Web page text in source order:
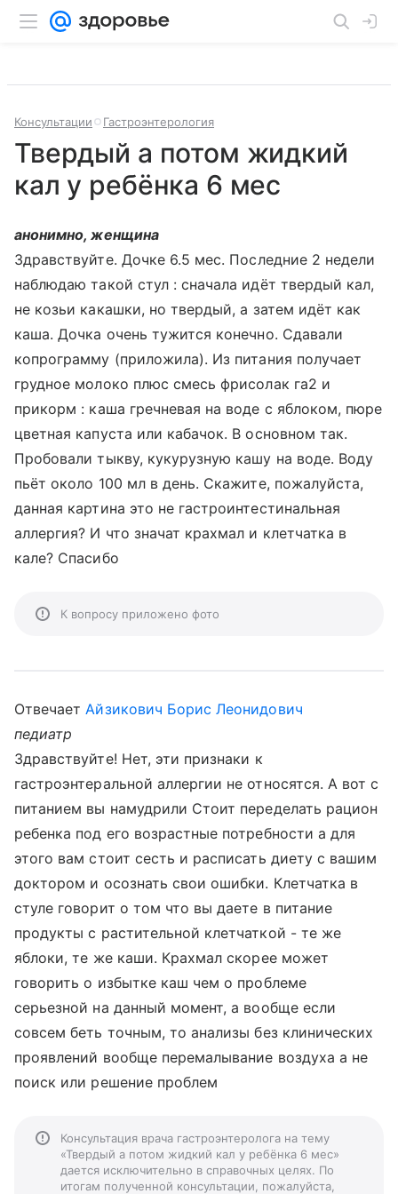
Консультации Гастроэнтерология
Твердый а потом жидкий
кал у ребёнка 6 мес
анонимно, женщина
Здравствуйте. Дочке 6.5 мес. Последние 2 недели
наблюдаю такой стул : сначала идёт твердый кал,
не козьи какашки, но твердый, а затем идёт как
каша. Дочка очень тужится конечно. Сдавали
копрограмму (приложила). Из питания получает
грудное молоко плюс смесь фрисолак га2 и
прикорм : каша гречневая на воде с яблоком, пюре
цветная капуста или кабачок. В основном так.
Пробовали тыкву, кукурузную кашу на воде. Воду
пьёт около 100 мл в день. Скажите, пожалуйста,
данная картина это не гастроинтестинальная
аллергия? И что значат крахмал и клетчатка в
кале? Спасибо
К вопросу приложено фото
ОтвечаетАйзикович Борис Леонидович
педиатр
Здравствуйте! Нет, эти признаки к
гастроэнтеральной аллергии не относятся. А вот с
питанием вы намудрили Стоит переделать рацион
ребенка под его возрастные потребности а для
этого вам стоит сесть и расписать диету с вашим
доктором и осознать свои ошибки. Клетчатка в
стуле говорит о том что вы даете в питание
продукты с растительной клетчаткой - те же
яблоки, те же каши. Крахмал скорее может
говорить о избытке каш чем о проблеме
серьезной на данный момент, а вообще если
совсем беть точным, то анализы без клинических
проявлений вообще перемалывание воздуха а не
поиск или решение проблем
Консультация врача гастроэнтеролога на тему
«Твердый а потом жидкий кал у ребёнка 6 мес»
дается исключительно в справочных целях. По
итогам полученной консультации, пожалуйста,